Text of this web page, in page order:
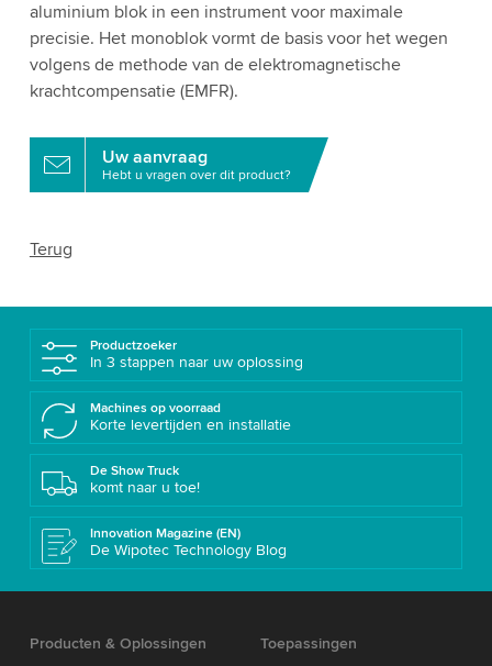
aluminium blok in een instrument voor maximale
precisie. Het monoblok vormt de basis voor het wegen
volgens de methode van de elektromagnetische
krachtcompensatie (EMFR).
Uw aanvraag
Hebt u vragen over dit product?
Terug
Productzoeker
In 3 stappen naar uw oplossing
Machines op voorraad
Korte levertijden en installatie
De Show Truck
komt naar u toe!
Innovation Magazine (EN)
De Wipotec Technology Blog
Producten & Oplossingen
Toepassingen